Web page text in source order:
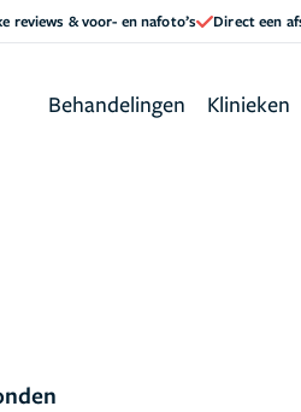
reviews & voor- en nafoto’s Direct een
Behandelingen Klinieken